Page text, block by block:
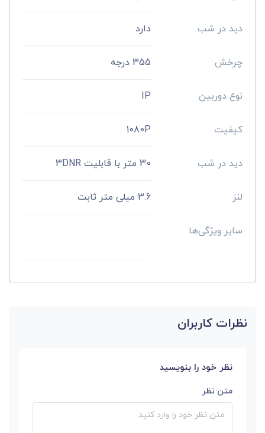
دید در شب دارد
چرخش 355 درجه
نوع دوربین IP
کیفیت 1080P
دید در شب 30 متر با قابلیت 3DNR
لنز 3.6 میلی متر ثابت
سایر ویژگی‌ها
نظرات کاربران
نظر خود را بنویسید
متن نظر